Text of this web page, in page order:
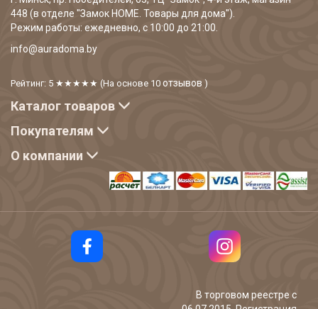
448 (в отделе "Замок HOME. Товары для дома").
Режим работы: ежедневно, с 10:00 до 21:00.
info@auradoma.by
Рейтинг: 5 ★★★★★ (На основе 10 отзывов )
Каталог товаров
Покупателям
О компании
В торговом реестре с